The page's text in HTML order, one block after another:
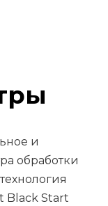
и
обработки
Black Start